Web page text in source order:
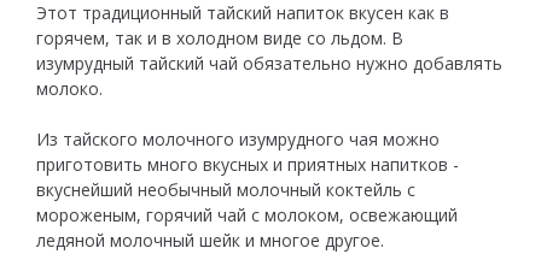
Этот традиционный тайский напиток вкусен как в
горячем, так и в холодном виде со льдом. В
изумрудный тайский чай обязательно нужно добавлять
молоко.
Из тайского молочного изумрудного чая можно
приготовить много вкусных и приятных напитков -
вкуснейший необычный молочный коктейль с
мороженым, горячий чай с молоком, освежающий
ледяной молочный шейк и многое другое.